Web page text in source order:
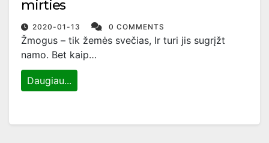
mirties
2020-01-13 0 COMMENTS
Žmogus – tik žemės svečias, Ir turi jis sugrįžt
namo. Bet kaip…
Daugiau...